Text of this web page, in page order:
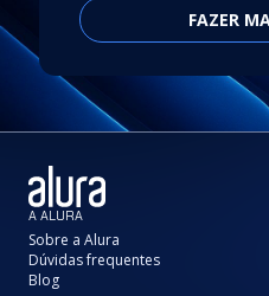
FAZER
A ALURA
Sobre a Alura
Dúvidas frequentes
Blog